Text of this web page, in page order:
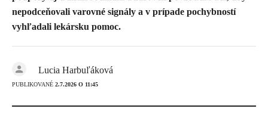
nepodceňovali varovné signály a v prípade pochybností
vyhľadali lekársku pomoc.
Lucia Harbuľáková
PUBLIKOVANÉ 2.7.2026 O 11:45